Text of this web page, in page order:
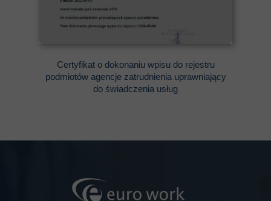
Certyfikat o dokonaniu wpisu do rejestru
podmiotów agencje zatrudnienia uprawniający
do świadczenia usług